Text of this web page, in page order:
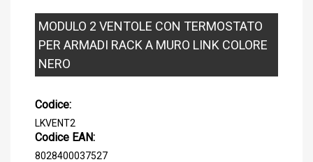
MODULO 2 VENTOLE CON TERMOSTATO
PER ARMADI RACK A MURO LINK COLORE
NERO
Codice:
LKVENT2
Codice EAN:
8028400037527